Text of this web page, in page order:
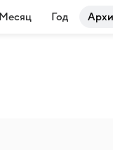
Месяц Год